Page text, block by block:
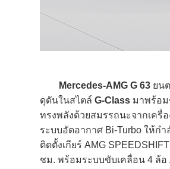
Mercedes-AMG G 63 ยน
ดุดันในสไตล์ G-Class มาพร้อ
ทรงพลังด้วยสมรรถนะจากเครื่
ระบบอัดอากาศ Bi-Turbo ให้ก
ติดตั้งเกียร์ AMG
ชม. พร้อมระบบขับเคลื่อน 4 ล้อ